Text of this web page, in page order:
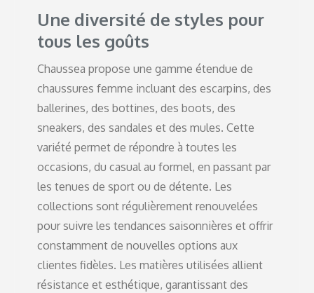
Une diversité de styles pour
tous les goûts
Chaussea propose une gamme étendue de
chaussures femme incluant des escarpins, des
ballerines, des bottines, des boots, des
sneakers, des sandales et des mules. Cette
variété permet de répondre à toutes les
occasions, du casual au formel, en passant par
les tenues de sport ou de détente. Les
collections sont régulièrement renouvelées
pour suivre les tendances saisonnières et offrir
constamment de nouvelles options aux
clientes fidèles. Les matières utilisées allient
résistance et esthétique, garantissant des